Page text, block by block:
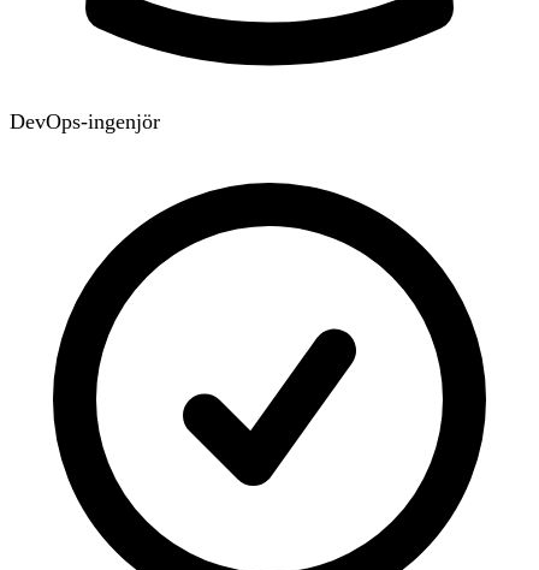
DevOps-ingenjör